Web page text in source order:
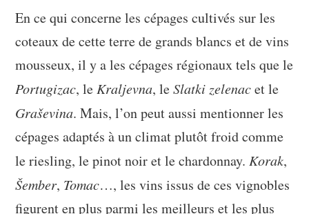
En ce qui concerne les cépages cultivés sur les
coteaux de cette terre de grands blancs et de vins
mousseux, il y a les cépages régionaux tels que le
Portugizac, leKraljevna, leSlatki zelenacet le
Graševina. Mais, l’on peut aussi mentionner les
cépages adaptés à un climat plutôt froid comme
le riesling, le pinot noir et le chardonnay.Korak,
Šember, Tomac…, les vins issus de ces vignobles
figurent en plus parmi les meilleurs et les plus